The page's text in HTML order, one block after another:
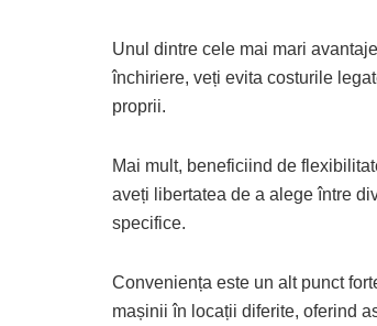
Unul dintre cele mai mari
închiriere, veți evita costurile
proprii.
Mai mult, beneficiind de
aveți libertatea de a alege între
specifice.
Conveniența este un alt punct
mașinii în locații diferite, oferind